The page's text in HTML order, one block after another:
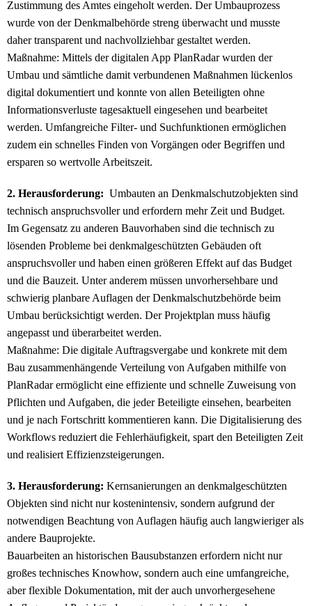
Zustimmung des Amtes eingeholt werden. Der Umbauprozess
wurde von der Denkmalbehörde streng überwacht und musste
daher transparent und nachvollziehbar gestaltet werden.
Maßnahme: Mittels der digitalen App PlanRadar wurden der
Umbau und sämtliche damit verbundenen Maßnahmen lückenlos
digital dokumentiert und konnte von allen Beteiligten ohne
Informationsverluste tagesaktuell eingesehen und bearbeitet
werden. Umfangreiche Filter- und Suchfunktionen ermöglichen
zudem ein schnelles Finden von Vorgängen oder Begriffen und
ersparen so wertvolle Arbeitszeit.
2. Herausforderung: Umbauten an Denkmalschutzobjekten sind
technisch anspruchsvoller und erfordern mehr Zeit und Budget.
Im Gegensatz zu anderen Bauvorhaben sind die technisch zu
lösenden Probleme bei denkmalgeschützten Gebäuden oft
anspruchsvoller und haben einen größeren Effekt auf das Budget
und die Bauzeit. Unter anderem müssen unvorhersehbare und
schwierig planbare Auflagen der Denkmalschutzbehörde beim
Umbau berücksichtigt werden. Der Projektplan muss häufig
angepasst und überarbeitet werden.
Maßnahme: Die digitale Auftragsvergabe und konkrete mit dem
Bau zusammenhängende Verteilung von Aufgaben mithilfe von
PlanRadar ermöglicht eine effiziente und schnelle Zuweisung von
Pflichten und Aufgaben, die jeder Beteiligte einsehen, bearbeiten
und je nach Fortschritt kommentieren kann. Die Digitalisierung des
Workflows reduziert die Fehlerhäufigkeit, spart den Beteiligten Zeit
und realisiert Effizienzsteigerungen.
3. Herausforderung: Kernsanierungen an denkmalgeschützten
Objekten sind nicht nur kostenintensiv, sondern aufgrund der
notwendigen Beachtung von Auflagen häufig auch langwieriger als
andere Bauprojekte.
Bauarbeiten an historischen Bausubstanzen erfordern nicht nur
großes technisches Knowhow, sondern auch eine umfangreiche,
aber flexible Dokumentation, mit der auch unvorhergesehene